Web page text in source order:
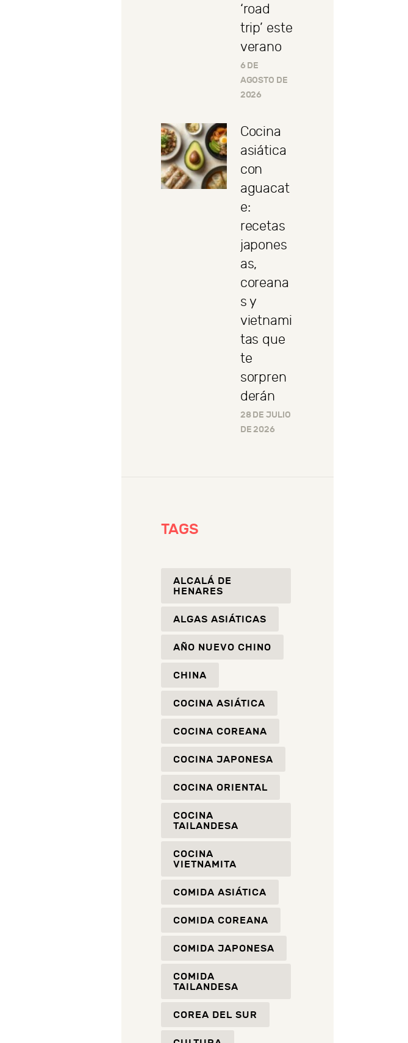
‘road
trip’ este
verano
6 DE
AGOSTO DE
2026
Cocina
asiática
con
aguacat
e:
recetas
japones
as,
coreana
s y
vietnami
tas que
te
sorpren
derán
28 DE JULIO
DE 2026
TAGS
ALCALÁ DE
HENARES
ALGAS ASIÁTICAS
AÑO NUEVO CHINO
CHINA
COCINA ASIÁTICA
COCINA COREANA
COCINA JAPONESA
COCINA ORIENTAL
COCINA
TAILANDESA
COCINA
VIETNAMITA
COMIDA ASIÁTICA
COMIDA COREANA
COMIDA JAPONESA
COMIDA
TAILANDESA
COREA DEL SUR